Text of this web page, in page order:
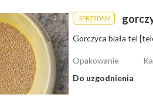
SPRZEDAM
Gorczyca biała tel
Opakowanie
Do uzgodnienia